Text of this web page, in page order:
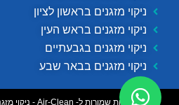
ניקוי מזגנים בראשון לציון
ניקוי מזגנים בראש העין
ניקוי מזגנים בגבעתיים
ניקוי מזגנים בבאר שבע
© כל הזכויות שמורות ל- Air-Clean - ניקוי מזגנים מקצועי